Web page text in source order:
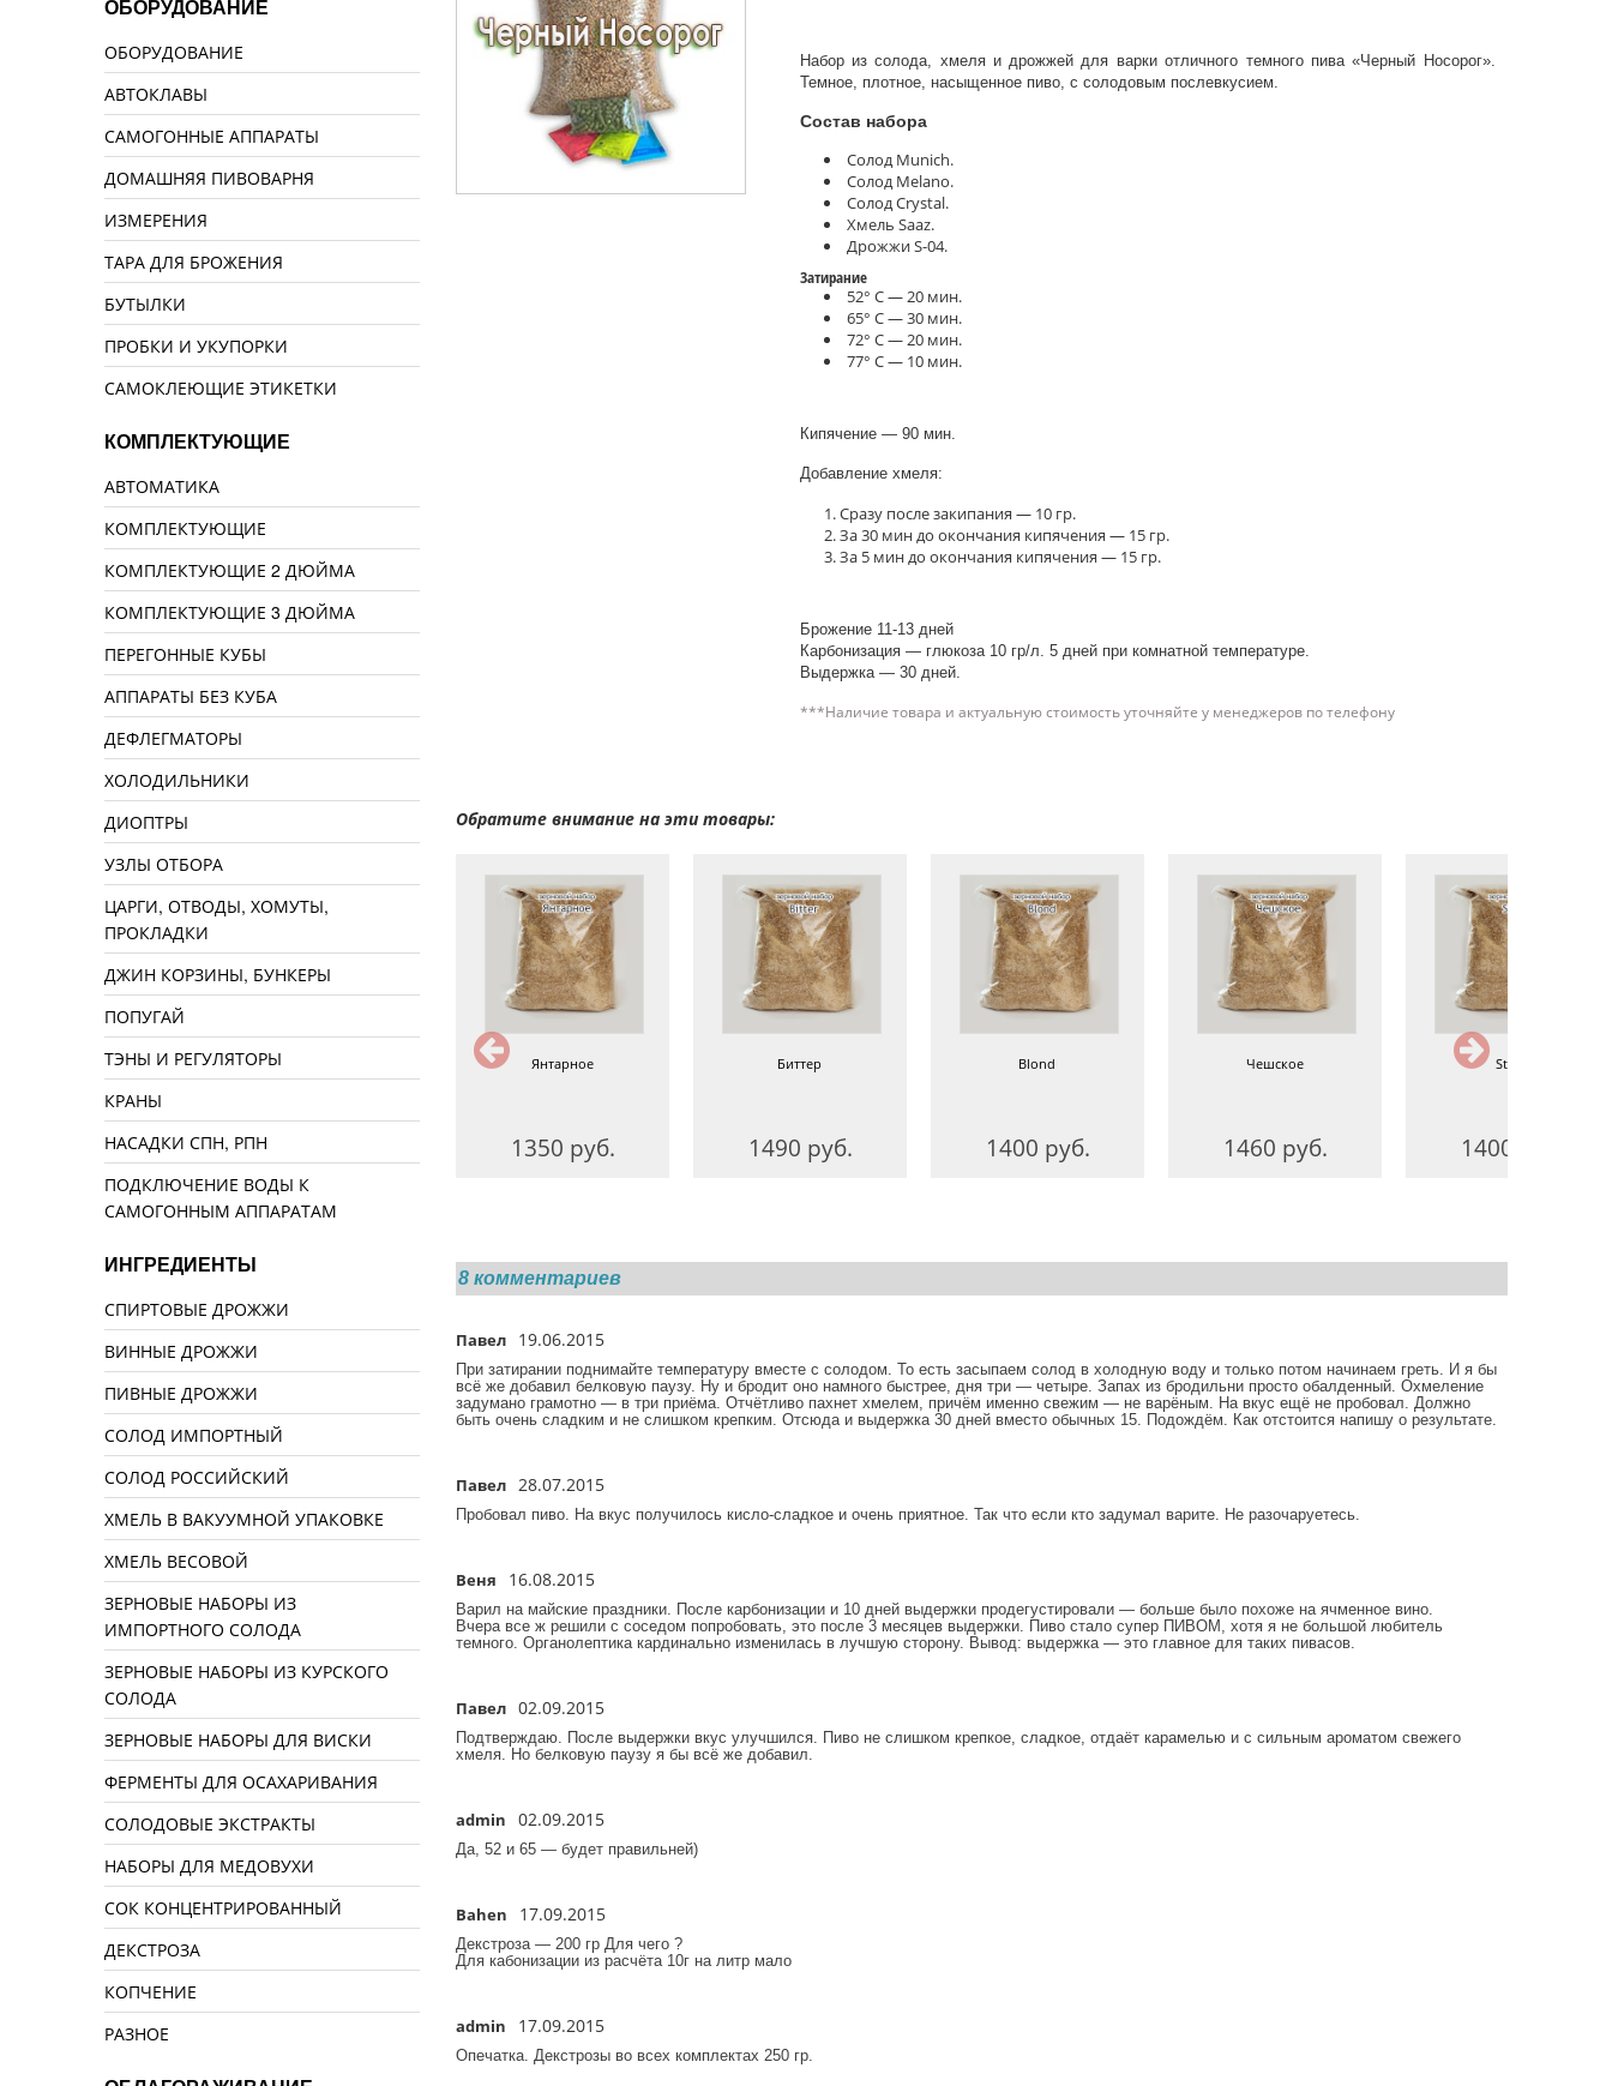
Набор из солода, хмеля и дрожжей для варки отличного темного пива «Черный Носорог».
Темное, плотное, насыщенное пиво, с солодовым послевкусием.
Состав набора
Солод Munich.
Солод Melano.
Солод Crystal.
Хмель Saaz.
Дрожжи S-04.
Затирание
52° С — 20 мин.
65° С — 30 мин.
72° С — 20 мин.
77° С — 10 мин.
Кипячение — 90 мин.
Добавление хмеля:
Сразу после закипания — 10 гр.
За 30 мин до окончания кипячения — 15 гр.
За 5 мин до окончания кипячения — 15 гр.
Брожение 11-13 дней
Карбонизация — глюкоза 10 гр/л. 5 дней при комнатной температуре.
Выдержка — 30 дней.
***Наличие товара и актуальную стоимость уточняйте у менеджеров по телефону
Обратите внимание на эти товары:
Венское
1350 руб.
Красное Бельгийское Янтарное
1350 руб.
Биттер
1490 руб.
Blond
1400 руб.
Чешское
1460 руб.
Stout
1400 руб.
8 комментариев
Павел/ 19.06.2015
При затирании поднимайте температуру вместе с солодом. То есть засыпаем солод в холодную воду и только потом начинаем греть. И я бы
всё же добавил белковую паузу. Ну и бродит оно намного быстрее, дня три — четыре. Запах из бродильни просто обалденный. Охмеление
задумано грамотно — в три приёма. Отчётливо пахнет хмелем, причём именно свежим — не варёным. На вкус ещё не пробовал. Должно
быть очень сладким и не слишком крепким. Отсюда и выдержка 30 дней вместо обычных 15. Подождём. Как отстоится напишу о результате.
Павел/ 28.07.2015
Пробовал пиво. На вкус получилось кисло-сладкое и очень приятное. Так что если кто задумал варите. Не разочаруетесь.
Веня 16.08.2015
Варил на майские праздники. После карбонизации и 10 дней выдержки продегустировали — больше было похоже на ячменное вино.
Вчера все ж решили с соседом попробовать, это после 3 месяцев выдержки. Пиво стало супер ПИВОМ, хотя я не большой любитель
темного. Органолептика кардинально изменилась в лучшую сторону. Вывод: выдержка — это главное для таких пивасов.
Павел/ 02.09.2015
Подтверждаю. После выдержки вкус улучшился. Пиво не слишком крепкое, сладкое, отдаёт карамелью и с сильным ароматом свежего
хмеля. Но белковую паузу я бы всё же добавил.
admin 02.09.2015
Да, 52 и 65 — будет правильней)
Bahen 17.09.2015
Декстроза — 200 гр Для чего ?
Для кабонизации из расчёта 10г на литр мало
admin 17.09.2015
Опечатка. Декстрозы во всех комплектах 250 гр.
ОБОРУДОВАНИЕ
ОБОРУДОВАНИЕ
АВТОКЛАВЫ
САМОГОННЫЕ АППАРАТЫ
ДОМАШНЯЯ ПИВОВАРНЯ
ИЗМЕРЕНИЯ
ТАРА ДЛЯ БРОЖЕНИЯ
БУТЫЛКИ
ПРОБКИ И УКУПОРКИ
САМОКЛЕЮЩИЕ ЭТИКЕТКИ
КОМПЛЕКТУЮЩИЕ
АВТОМАТИКА
КОМПЛЕКТУЮЩИЕ
КОМПЛЕКТУЮЩИЕ 2 ДЮЙМА
КОМПЛЕКТУЮЩИЕ 3 ДЮЙМА
ПЕРЕГОННЫЕ КУБЫ
АППАРАТЫ БЕЗ КУБА
ДЕФЛЕГМАТОРЫ
ХОЛОДИЛЬНИКИ
ДИОПТРЫ
УЗЛЫ ОТБОРА
ЦАРГИ, ОТВОДЫ, ХОМУТЫ,
ПРОКЛАДКИ
ДЖИН КОРЗИНЫ, БУНКЕРЫ
ПОПУГАЙ
ТЭНЫ И РЕГУЛЯТОРЫ
КРАНЫ
НАСАДКИ СПН, РПН
ПОДКЛЮЧЕНИЕ ВОДЫ К
САМОГОННЫМ АППАРАТАМ
ИНГРЕДИЕНТЫ
СПИРТОВЫЕ ДРОЖЖИ
ВИННЫЕ ДРОЖЖИ
ПИВНЫЕ ДРОЖЖИ
СОЛОД ИМПОРТНЫЙ
СОЛОД РОССИЙСКИЙ
ХМЕЛЬ В ВАКУУМНОЙ УПАКОВКЕ
ХМЕЛЬ ВЕСОВОЙ
ЗЕРНОВЫЕ НАБОРЫ ИЗ
ИМПОРТНОГО СОЛОДА
ЗЕРНОВЫЕ НАБОРЫ ИЗ КУРСКОГО
СОЛОДА
ЗЕРНОВЫЕ НАБОРЫ ДЛЯ ВИСКИ
ФЕРМЕНТЫ ДЛЯ ОСАХАРИВАНИЯ
СОЛОДОВЫЕ ЭКСТРАКТЫ
НАБОРЫ ДЛЯ МЕДОВУХИ
СОК КОНЦЕНТРИРОВАННЫЙ
ДЕКСТРОЗА
КОПЧЕНИЕ
РАЗНОЕ